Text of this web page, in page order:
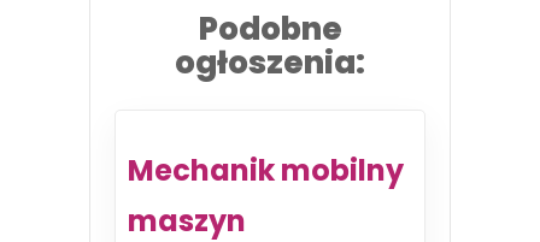
Podobne
ogłoszenia:
Mechanik mobilny
maszyn